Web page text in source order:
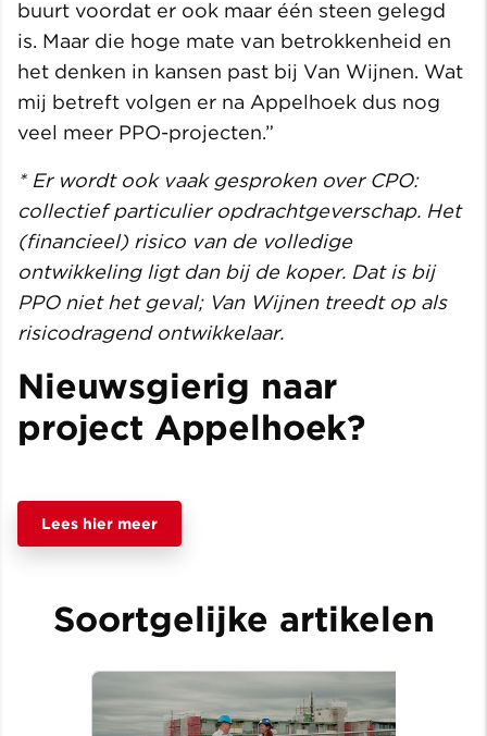
buurt voordat er ook maar één steen gelegd
is. Maar die hoge mate van betrokkenheid en
het denken in kansen past bij Van Wijnen. Wat
mij betreft volgen er na Appelhoek dus nog
veel meer PPO-projecten.”
* Er wordt ook vaak gesproken over CPO:
collectief particulier opdrachtgeverschap. Het
(financieel) risico van de volledige
ontwikkeling ligt dan bij de koper. Dat is bij
PPO niet het geval; Van Wijnen treedt op als
risicodragend ontwikkelaar.
Nieuwsgierig naar
project Appelhoek?
Lees hier meer
Soortgelijke artikelen